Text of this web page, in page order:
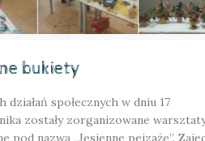
bukiety
działań społecznych w dniu 17
zostały zorganizowane
pod nazwą „Jesienne pejzaże”.